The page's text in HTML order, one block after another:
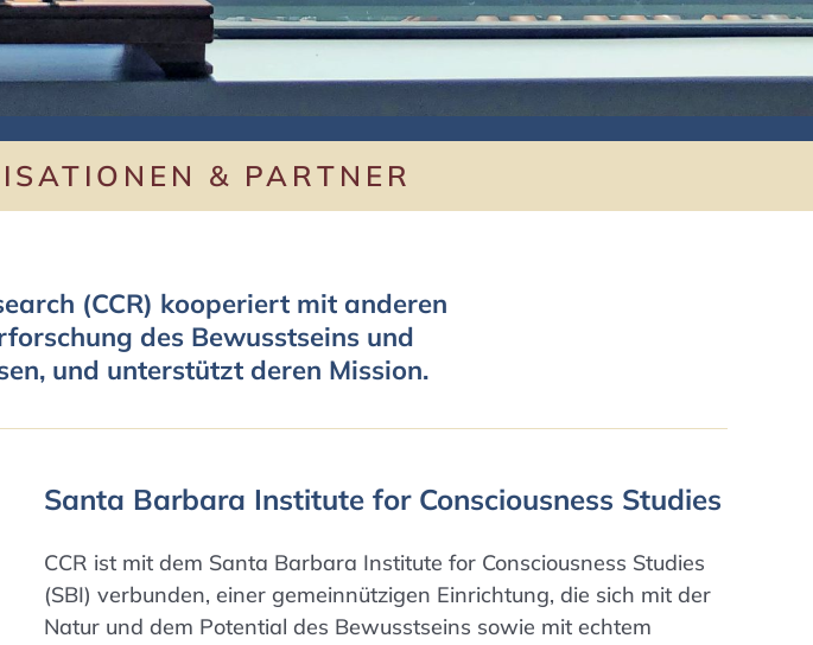
& PARTNER
(CCR) kooperiert mit anderen
des Bewusstseins und
und unterstützt deren Mission.
Santa Barbara Institute for Consciousness Studies
CCR ist mit dem Santa Barbara Institute for Consciousness Studies
(SBI) verbunden, einer gemeinnützigen Einrichtung, die sich mit der
Natur und dem Potential des Bewusstseins sowie mit echtem